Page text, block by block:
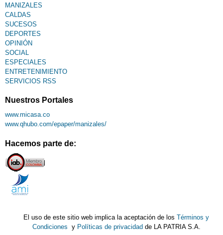
MANIZALES
CALDAS
SUCESOS
DEPORTES
OPINIÓN
SOCIAL
ESPECIALES
ENTRETENIMIENTO
SERVICIOS RSS
Nuestros Portales
www.micasa.co
www.qhubo.com/epaper/manizales/
Hacemos parte de:
El uso de este sitio web implica la aceptación de losTérminos y
Condiciones y Políticas de privacidad de LA PATRIA S.A.